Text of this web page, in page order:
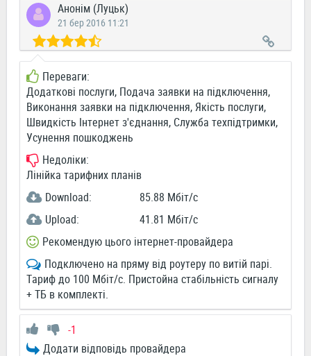
Анонім (Луцьк)
21 бер 2016 11:21
Переваги:
Додаткові послуги, Подача заявки на підключення,
Виконання заявки на підключення, Якість послуги,
Швидкість Інтернет з'єднання, Служба техпідтримки,
Усунення пошкоджень
Недоліки:
Лінійка тарифних планів
Download:
85.88 Мбіт/c
Upload:
41.81 Мбіт/c
Рекомендую цього інтернет-провайдера
Подключено на пряму від роутеру по витій парі.
Тариф до 100 Мбіт/с. Пристойна стабільність сигналу
+ ТБ в комплекті.
-1
Додати відповідь провайдера